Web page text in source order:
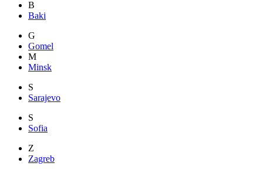
B
Baki
G
Gomel
M
Minsk
S
Sarajevo
S
Sofia
Z
Zagreb